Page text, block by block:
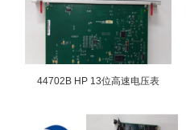
44702B HP 13位高速电压表